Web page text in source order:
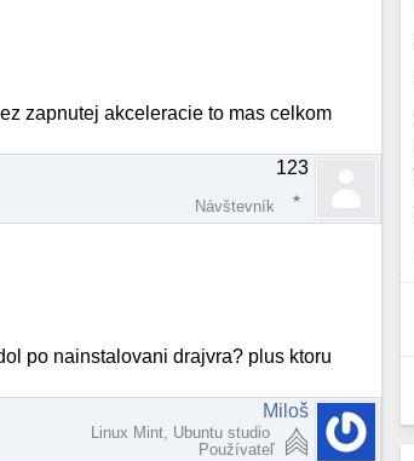
zapnutej akceleracie to mas celkom
123
Návštevník
po nainstalovani drajvra? plus ktoru
Miloš
Linux Mint, Ubuntu studio
Používateľ